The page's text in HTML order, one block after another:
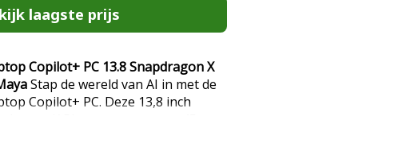
laagste prijs
Copilot+ PC 13.8 Snapdragon X
Stap de wereld van AI in met de
Copilot+ PC. Deze 13,8 inch
X Plus processor met 45
al je taken toevoegt. De